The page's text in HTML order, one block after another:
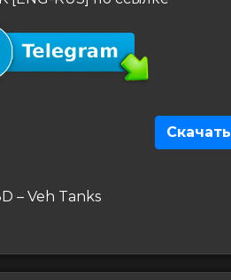
Скачать
– Veh Tanks